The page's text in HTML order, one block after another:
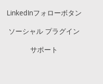
LinkedInフォローボタン
ソーシャル プラグイン
サポート